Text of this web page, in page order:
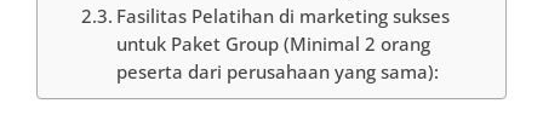
Fasilitas Pelatihan di marketing sukses
untuk Paket Group (Minimal 2 orang
peserta dari perusahaan yang sama):